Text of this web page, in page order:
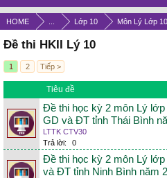
HOME Lớp 10 Môn Lý Lớp 10
Đề thi HKII Lý 10
1 2 Tiếp >
Tiêu đề
Đề thi học kỳ 2 môn Lý
GD và ĐT tỉnh Thái Bình
LTTK CTV30
Trả lời:
0
Đề thi học kỳ 2 môn Lý
và ĐT tỉnh Ninh Bình năm